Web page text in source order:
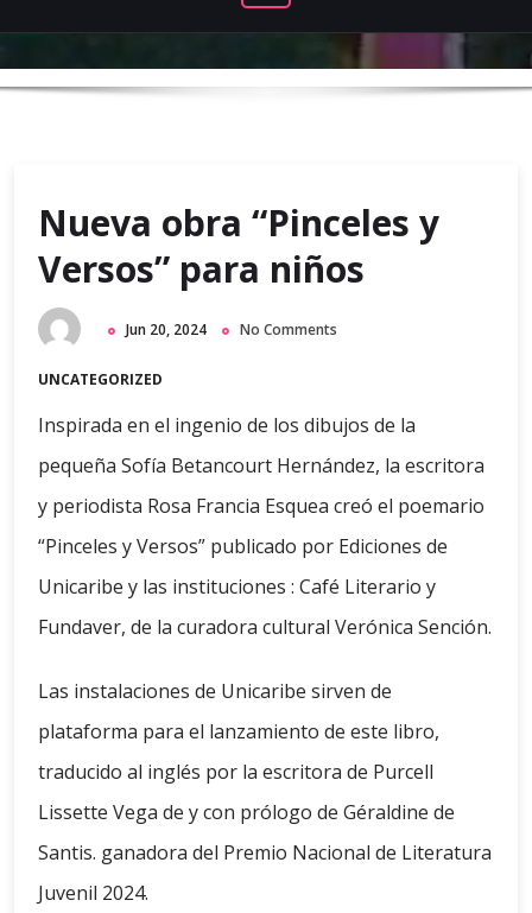
Nueva obra “Pinceles y
Versos” para niños
Jun 20, 2024 No Comments
UNCATEGORIZED
Inspirada en el ingenio de los dibujos de la
pequeña Sofía Betancourt Hernández, la escritora
y periodista Rosa Francia Esquea creó el poemario
“Pinceles y Versos” publicado por Ediciones de
Unicaribe y las instituciones : Café Literario y
Fundaver, de la curadora cultural Verónica Sención.
Las instalaciones de Unicaribe sirven de
plataforma para el lanzamiento de este libro,
traducido al inglés por la escritora de Purcell
Lissette Vega de y con prólogo de Géraldine de
Santis. ganadora del Premio Nacional de Literatura
Juvenil 2024.